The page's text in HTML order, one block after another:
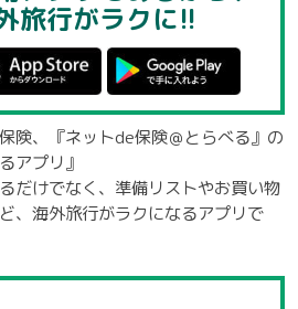
旅行がラクに!!
険、『ネットde保険＠とらべる』の
アプリ』
だけでなく、準備リストやお買い物
、海外旅行がラクになるアプリで